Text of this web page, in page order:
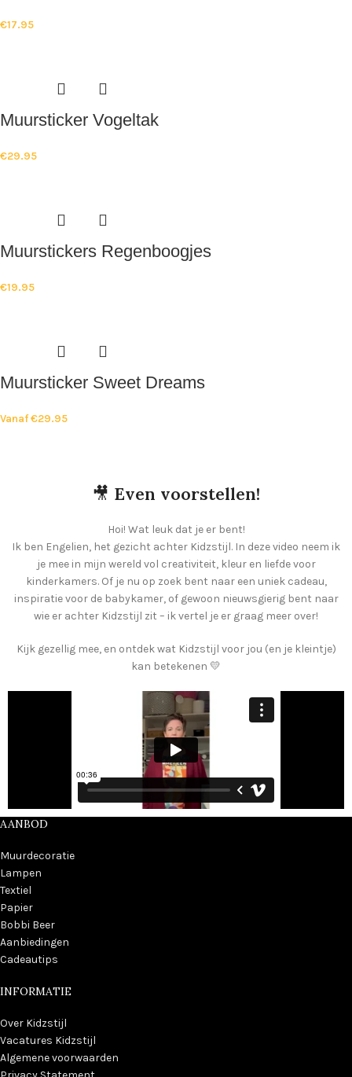
€17.95
Muursticker Vogeltak
€29.95
Muurstickers Regenboogjes
€19.95
Muursticker Sweet Dreams
Vanaf€29.95
🎥 Even voorstellen!
Hoi! Wat leuk dat je er bent!
Ik ben Engelien, het gezicht achter Kidzstijl. In deze video neem ik
je mee in mijn wereld vol creativiteit, kleur en liefde voor
kinderkamers. Of je nu op zoek bent naar een uniek cadeau,
inspiratie voor de babykamer, of gewoon nieuwsgierig bent naar
wie er achter Kidzstijl zit – ik vertel je er graag meer over!
Kijk gezellig mee, en ontdek wat Kidzstijl voor jou (en je kleintje)
kan betekenen 💛
AANBOD
Muurdecoratie
Lampen
Textiel
Papier
Bobbi Beer
Aanbiedingen
Cadeautips
INFORMATIE
Over Kidzstijl
Vacatures Kidzstijl
Algemene voorwaarden